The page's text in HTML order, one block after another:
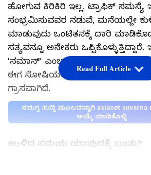
ಹೋಗುವ ಕಿರಿಕಿರಿ ಇಲ್ಲ, ಟ್ರಾಫಿಕ್ ಸಮಸ್ಯೆ
ಸಂಭ್ರಮಿಸುವವರ ನಡುವೆ, ಮನೆಯಲ್ಲೇ
ಮಾಡುವುದು ಒಂಟಿತನಕ್ಕೆ ದಾರಿ
ಸತ್ಯವನ್ನೂ ಅನೇಕರು ಒಪ್ಪಿಕೊಳ್ಳುತ್ತಿದ್ದಾರೆ.
'ನಮಾನ್' ಎಂಬ ಯುವಕ ಹಂಚಿಕೊಂಡ
ಈಗ ಸೋಷಿಯಲ್ ಮೀಡಿಯಾದಲ್ಲಿ ಭಾರಿ
ಗ್ರಾಸವಾಗಿದೆ.
ಸಮಗ್ರ ಸುದ್ದಿ ಮೂಲವನ್ನಾಗಿ asianet suvarna
ಆಯ್ಕೆ ಮಾಡಿಕೊಳ್ಳಿ
ಉಳಿದ ಸಮಯ ಯಾವುದಕ್ಕೆ ಬಂತು?
Read Full Article